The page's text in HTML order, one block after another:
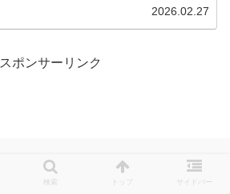
2026.02.27
スポンサーリンク
検索 トップ サイドバー